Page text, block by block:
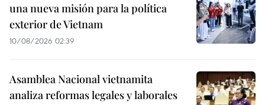
una nueva misión para la política
exterior de Vietnam
10/08/2026 02:39
Asamblea Nacional vietnamita
analiza reformas legales y laborales